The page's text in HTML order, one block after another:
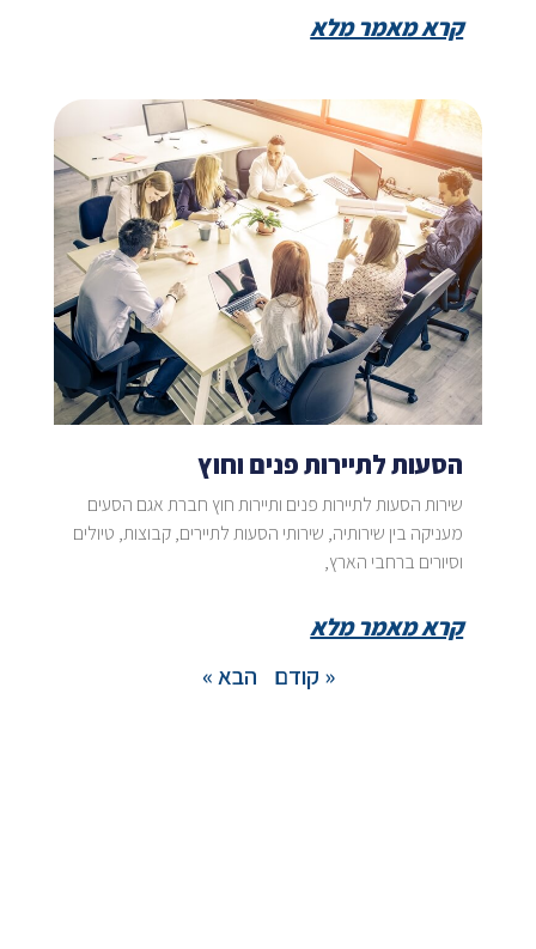
קרא מאמר מלא
הסעות לתיירות פנים וחוץ
שירות הסעות לתיירות פנים ותיירות חוץ חברת אגם הסעים
מעניקה בין שירותיה, שירותי הסעות לתיירים, קבוצות, טיולים
וסיורים ברחבי הארץ,
קרא מאמר מלא
« קודם
הבא »